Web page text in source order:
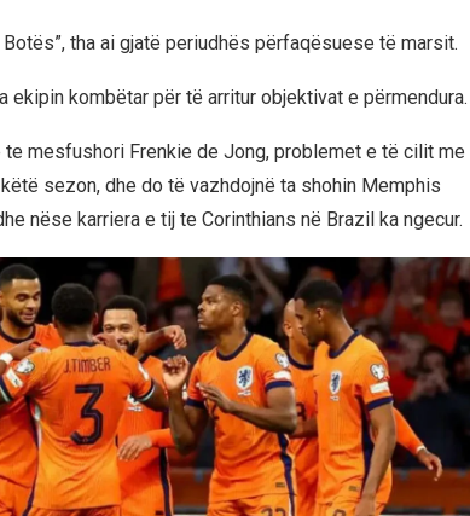
tha ai gjatë periudhës përfaqësuese të marsit.
ekipin kombëtar për të arritur objektivat e përmendura.
mesfushori Frenkie de Jong, problemet e të cilit me
sezon, dhe do të vazhdojnë ta shohin Memphis
nëse karriera e tij te Corinthians në Brazil ka ngecur.